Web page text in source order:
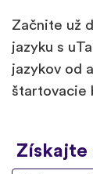
Začnite už
jazyku s
jazykov od
štartovacie
Získajte